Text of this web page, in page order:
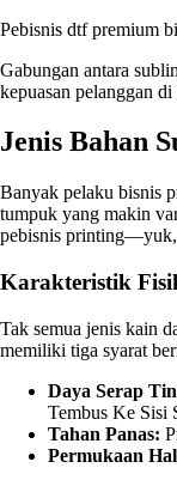
Pebisnis dtf premium
Gabungan antara
kepuasan pelanggan
Jenis Bahan
Banyak pelaku bisnis
tumpuk yang makin
pebisnis printing—yuk,
Karakteristik
Tak semua jenis kain
memiliki tiga syarat
Daya Serap
Tembus Ke Sisi
Tahan Panas:
Permukaan